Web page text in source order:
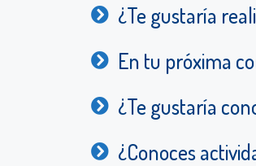
¿Te gustaría
En tu próxima
¿Te gustaría
¿Conoces